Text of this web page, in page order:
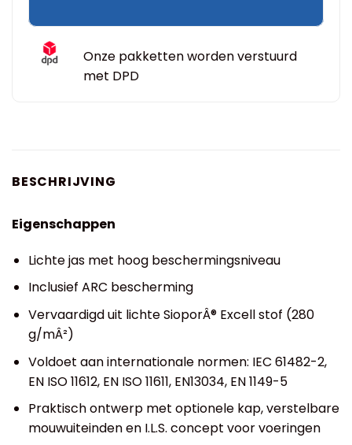
Onze pakketten worden verstuurd
met DPD
BESCHRIJVING
Eigenschappen
Lichte jas met hoog beschermingsniveau
Inclusief ARC bescherming
Vervaardigd uit lichte SioporÂ® Excell stof (280
g/mÂ²)
Voldoet aan internationale normen: IEC 61482-2,
EN ISO 11612, EN ISO 11611, EN13034, EN 1149-5
Praktisch ontwerp met optionele kap, verstelbare
mouwuiteinden en I.L.S. concept voor voeringen